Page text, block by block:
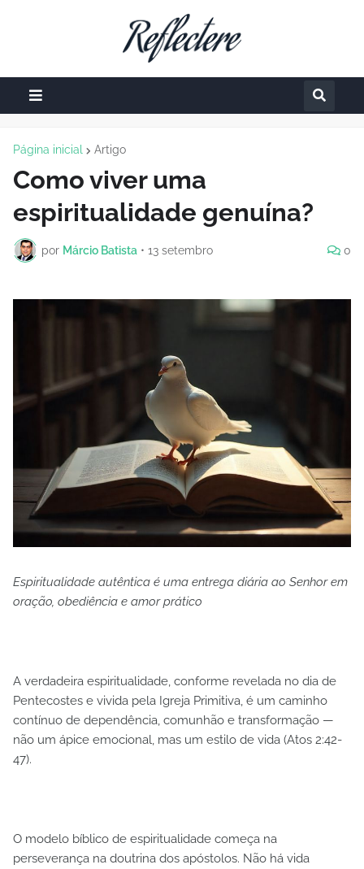
Página inicial Artigo
Como viver uma
espiritualidade genuína?
por Márcio Batista • 13 setembro 0
Espiritualidade autêntica é uma entrega diária ao Senhor em
oração, obediência e amor prático
A verdadeira espiritualidade, conforme revelada no dia de
Pentecostes e vivida pela Igreja Primitiva, é um caminho
contínuo de dependência, comunhão e transformação —
não um ápice emocional, mas um estilo de vida (Atos 2:42-
47).
O modelo bíblico de espiritualidade começa na
perseverança na doutrina dos apóstolos. Não há vida